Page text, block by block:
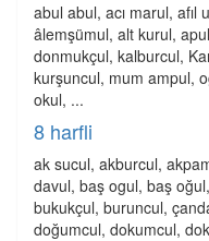
abul abul, acı marul,
âlemşümul, alt kurul,
donmukçul, kalburcul,
kurşuncul, mum ampul,
okul, ...
8 harfli
ak sucul, akburcul,
davul, baş ogul, baş
bukukçul, buruncul,
doğumcul, dokumcul,